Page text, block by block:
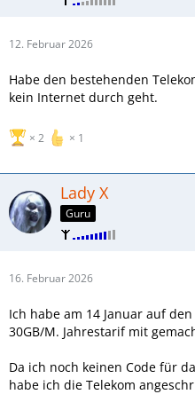
12. Februar 2026
Habe den bestehenden
kein Internet durch geht.
2 1
Lady X
Guru
16. Februar 2026
Ich habe am 14 Januar auf
30GB/M. Jahrestarif mit
Da ich noch keinen Code für
habe ich die Telekom